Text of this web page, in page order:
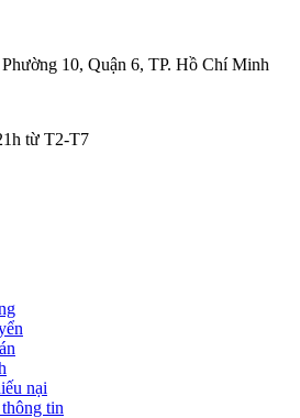
10, Quận 6, TP. Hồ Chí Minh
từ T2-T7
nại
tin